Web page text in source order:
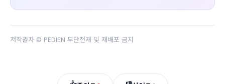
저작권자 © PEDIEN 무단전재 및 재배포 금지